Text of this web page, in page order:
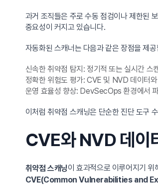
과거 조직들은 주로 수동 점검이나 제한된
중요성이 커지고 있습니다.
자동화된 스캐너는 다음과 같은 장점을 제공
신속한 취약점 탐지: 정기적 또는 실시간 스
정확한 위험도 평가: CVE 및 NVD 데이터
운영 효율성 향상: DevSecOps 환경에서
이처럼 취약점 스캐닝은 단순한 진단 도구
CVE와 NVD 데이
취약점 스캐닝이 효과적으로 이루어지기
CVE(Common Vulnerabilities and